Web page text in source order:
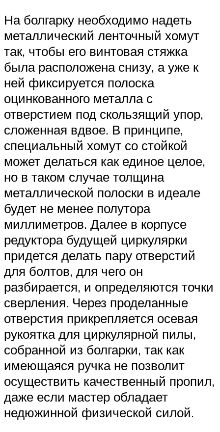
На болгарку необходимо надеть
металлический ленточный хомут
так, чтобы его винтовая стяжка
была расположена снизу, а уже к
ней фиксируется полоска
оцинкованного металла с
отверстием под скользящий упор,
сложенная вдвое. В принципе,
специальный хомут со стойкой
может делаться как единое целое,
но в таком случае толщина
металлической полоски в идеале
будет не менее полутора
миллиметров. Далее в корпусе
редуктора будущей циркулярки
придется делать пару отверстий
для болтов, для чего он
разбирается, и определяются точки
сверления. Через проделанные
отверстия прикрепляется осевая
рукоятка для циркулярной пилы,
собранной из болгарки, так как
имеющаяся ручка не позволит
осуществить качественный пропил,
даже если мастер обладает
недюжинной физической силой.